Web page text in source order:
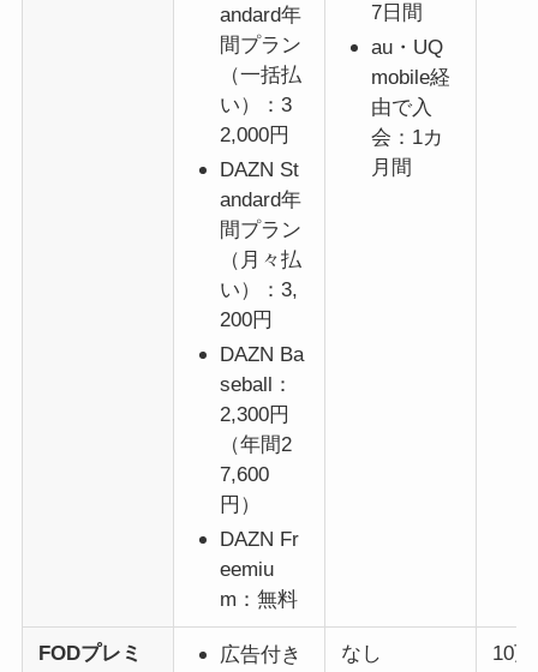
andard年
間プラン
（一括払
い）：3
2,000円
DAZN St
andard年
間プラン
（月々払
い）：3,
200円
DAZN Ba
seball：
2,300円
（年間2
7,600
円）
DAZN Fr
eemiu
m：無料
7日間
au・UQ
mobile経
由で入
会：1カ
月間
FODプレミ
広告付き
なし
10